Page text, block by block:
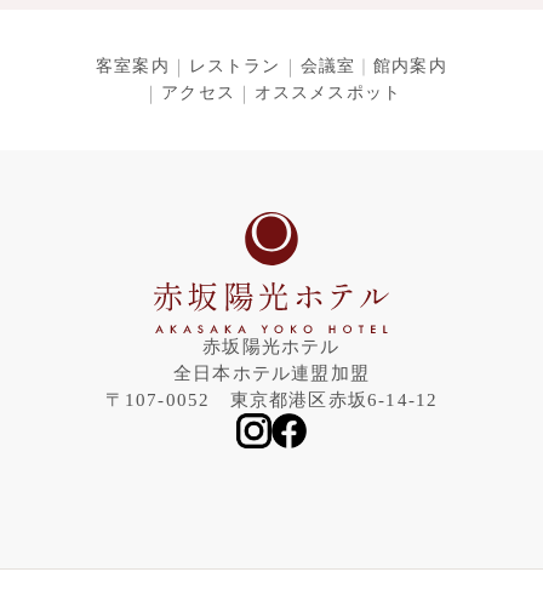
客室案内 レストラン 会議室
館内案内
アクセス
オススメスポット
赤坂陽光ホテル
全日本ホテル連盟加盟
〒107-0052 東京都港区赤坂6-14-12